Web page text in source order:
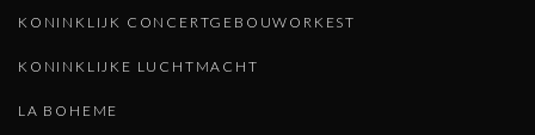
KONINKLIJK CONCERTGEBOUWORKEST
KONINKLIJKE LUCHTMACHT
LA BOHEME